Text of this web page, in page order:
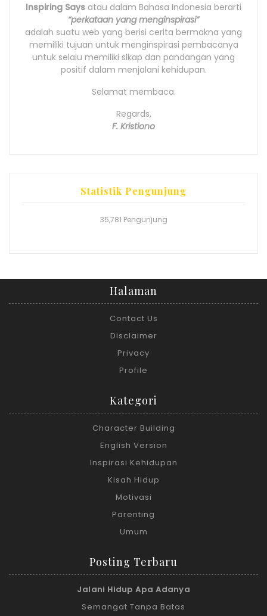
Inspiring Says atau dalam Bahasa Indonesia berarti
“perkataan yang menginspirasi”
adalah suatu web yang berisi cerita bermakna yang
memiliki tujuan untuk menginspirasi pembacanya
untuk selalu memiliki sikap dan pandangan yang
positif dalam menjalani kehidupan.
Selamat membaca.
Regards,
F. Kristiono
Statistik Pengunjung
35,781 Pengunjung
Halaman
Contact Us
Disclaimer
Privacy
Profile
Kategori
Character Building
English Version
Inspirasi Kehidupan
Kisah Hidup
Motivasi
Parenting
Umum
Posting Terbaru
Jalani Hidup Apa Adanya
Semangat Tanpa Batas